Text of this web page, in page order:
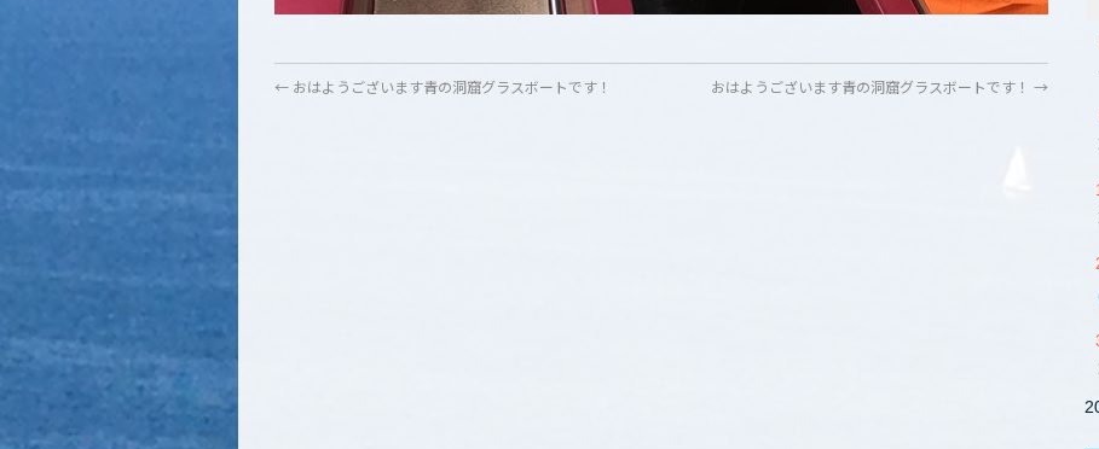
← おはようございます青の洞窟グラスボートです！ おはようございます青の洞窟グラスボートです！ →